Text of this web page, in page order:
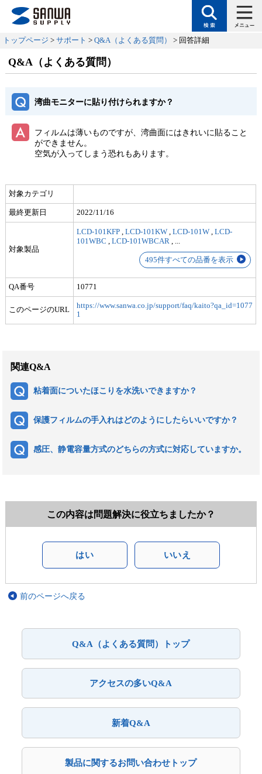
トップページ > サポート > Q&A（よくある質問） > 回答詳細
Q&A（よくある質問）
湾曲モニターに貼り付けられますか？
フィルムは薄いものですが、湾曲面にはきれいに貼ること
ができません。
空気が入ってしまう恐れもあります。
対象カテゴリ
最終更新日 2022/11/16
対象製品
LCD-101KFP ,LCD-101KW ,LCD-101W ,LCD-
101WBC
,LCD-101WBCAR
495件すべての品番を表示
QA番号 10771
このページのURL
https://www.sanwa.co.jp/support/faq/kaito?qa_id=1077
1
関連Q&A
粘着面についたほこりを水洗いできますか？
保護フィルムの手入れはどのようにしたらいいですか？
感圧、静電容量方式のどちらの方式に対応していますか。
この内容は問題解決に役立ちましたか？
はい いいえ
前のページへ戻る
Q&A（よくある質問）トップ
アクセスの多いQ&A
新着Q&A
製品に関するお問い合わせトップ